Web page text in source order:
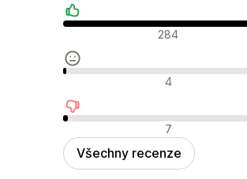
Pozitivní recenze284
Neutrální recenze4
Negativní recenze7
Všechny recenze